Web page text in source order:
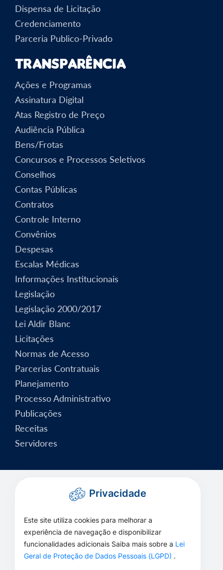
Dispensa de Licitação
Credenciamento
Parceria Publico-Privado
Transparência
Ações e Programas
Assinatura Digital
Atas Registro de Preço
Audiência Pública
Bens/Frotas
Concursos e Processos Seletivos
Conselhos
Contas Públicas
Contratos
Controle Interno
Convênios
Despesas
Escalas Médicas
Informações Institucionais
Legislação
Legislação 2000/2017
Lei Aldir Blanc
Licitações
Normas de Acesso
Parcerias Contratuais
Planejamento
Processo Administrativo
Publicações
Receitas
Servidores
Privacidade
Este site utiliza cookies para melhorar a
experiência de navegação e disponibilizar
funcionalidades adicionais Saiba mais sobre a Lei
Geral de Proteção de Dados Pessoais (LGPD) .